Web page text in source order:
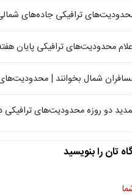
ترافیکی جاده‌های
محدودیت‌های ترافیکی پایان
شمال بخوانند |
دو روزه محدودیت‌های ترافیکی
تان را بنویسید